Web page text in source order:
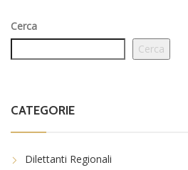
Cerca
Cerca
CATEGORIE
Dilettanti Regionali